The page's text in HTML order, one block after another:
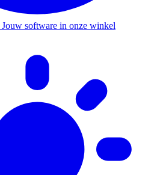
Jouw software in onze winkel